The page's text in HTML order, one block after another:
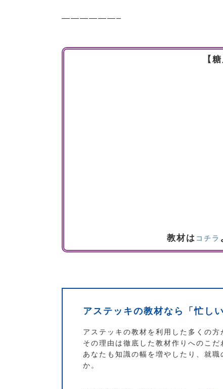
——————–
【
教材は コチラ
アステッキの教材なら「忙し
アステッキの教材を利用した多くの方
その理由は徹底した教材作りへのこだ
あなたも知識の幅を増やしたり、就
か。